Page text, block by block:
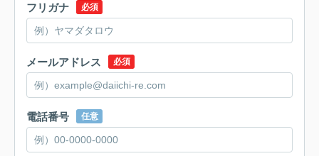
フリガナ 必須
メールアドレス 必須
電話番号 任意